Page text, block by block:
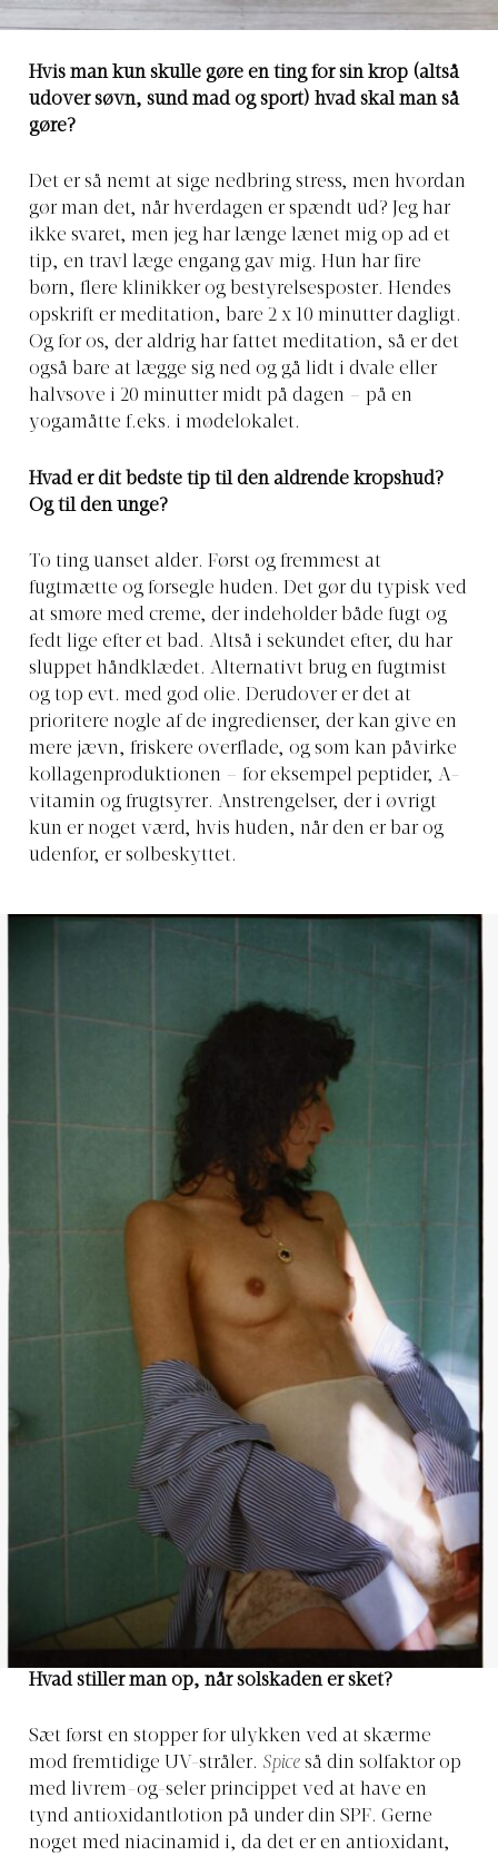
Hvis man kun skulle gøre en ting for sin krop (altså
udover søvn, sund mad og sport) hvad skal man så
gøre?
Det er så nemt at sige nedbring stress, men hvordan
gør man det, når hverdagen er spændt ud? Jeg har
ikke svaret, men jeg har længe lænet mig op ad et
tip, en travl læge engang gav mig. Hun har fire
børn, flere klinikker og bestyrelsesposter. Hendes
opskrift er meditation, bare 2 x 10 minutter dagligt.
Og for os, der aldrig har fattet meditation, så er det
også bare at lægge sig ned og gå lidt i dvale eller
halvsove i 20 minutter midt på dagen – på en
yogamåtte f.eks. i mødelokalet.
Hvad er dit bedste tip til den aldrende kropshud?
Og til den unge?
To ting uanset alder. Først og fremmest at
fugtmætte og forsegle huden. Det gør du typisk ved
at smøre med creme, der indeholder både fugt og
fedt lige efter et bad. Altså i sekundet efter, du har
sluppet håndklædet. Alternativt brug en fugtmist
og top evt. med god olie. Derudover er det at
prioritere nogle af de ingredienser, der kan give en
mere jævn, friskere overflade, og som kan påvirke
kollagenproduktionen – for eksempel peptider, A-
vitamin og frugtsyrer. Anstrengelser, der i øvrigt
kun er noget værd, hvis huden, når den er bar og
udenfor, er solbeskyttet.
Hvad stiller man op, når solskaden er sket?
Sæt først en stopper for ulykken ved at skærme
mod fremtidige UV-stråler. Spice så din solfaktor op
med livrem-og-seler princippet ved at have en
tynd antioxidantlotion på under din SPF. Gerne
noget med niacinamid i, da det er en antioxidant,